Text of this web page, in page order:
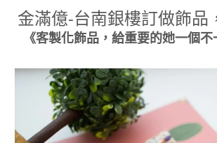
金滿億-台南銀樓訂做飾品
《客製化飾品，給重要的她一個不